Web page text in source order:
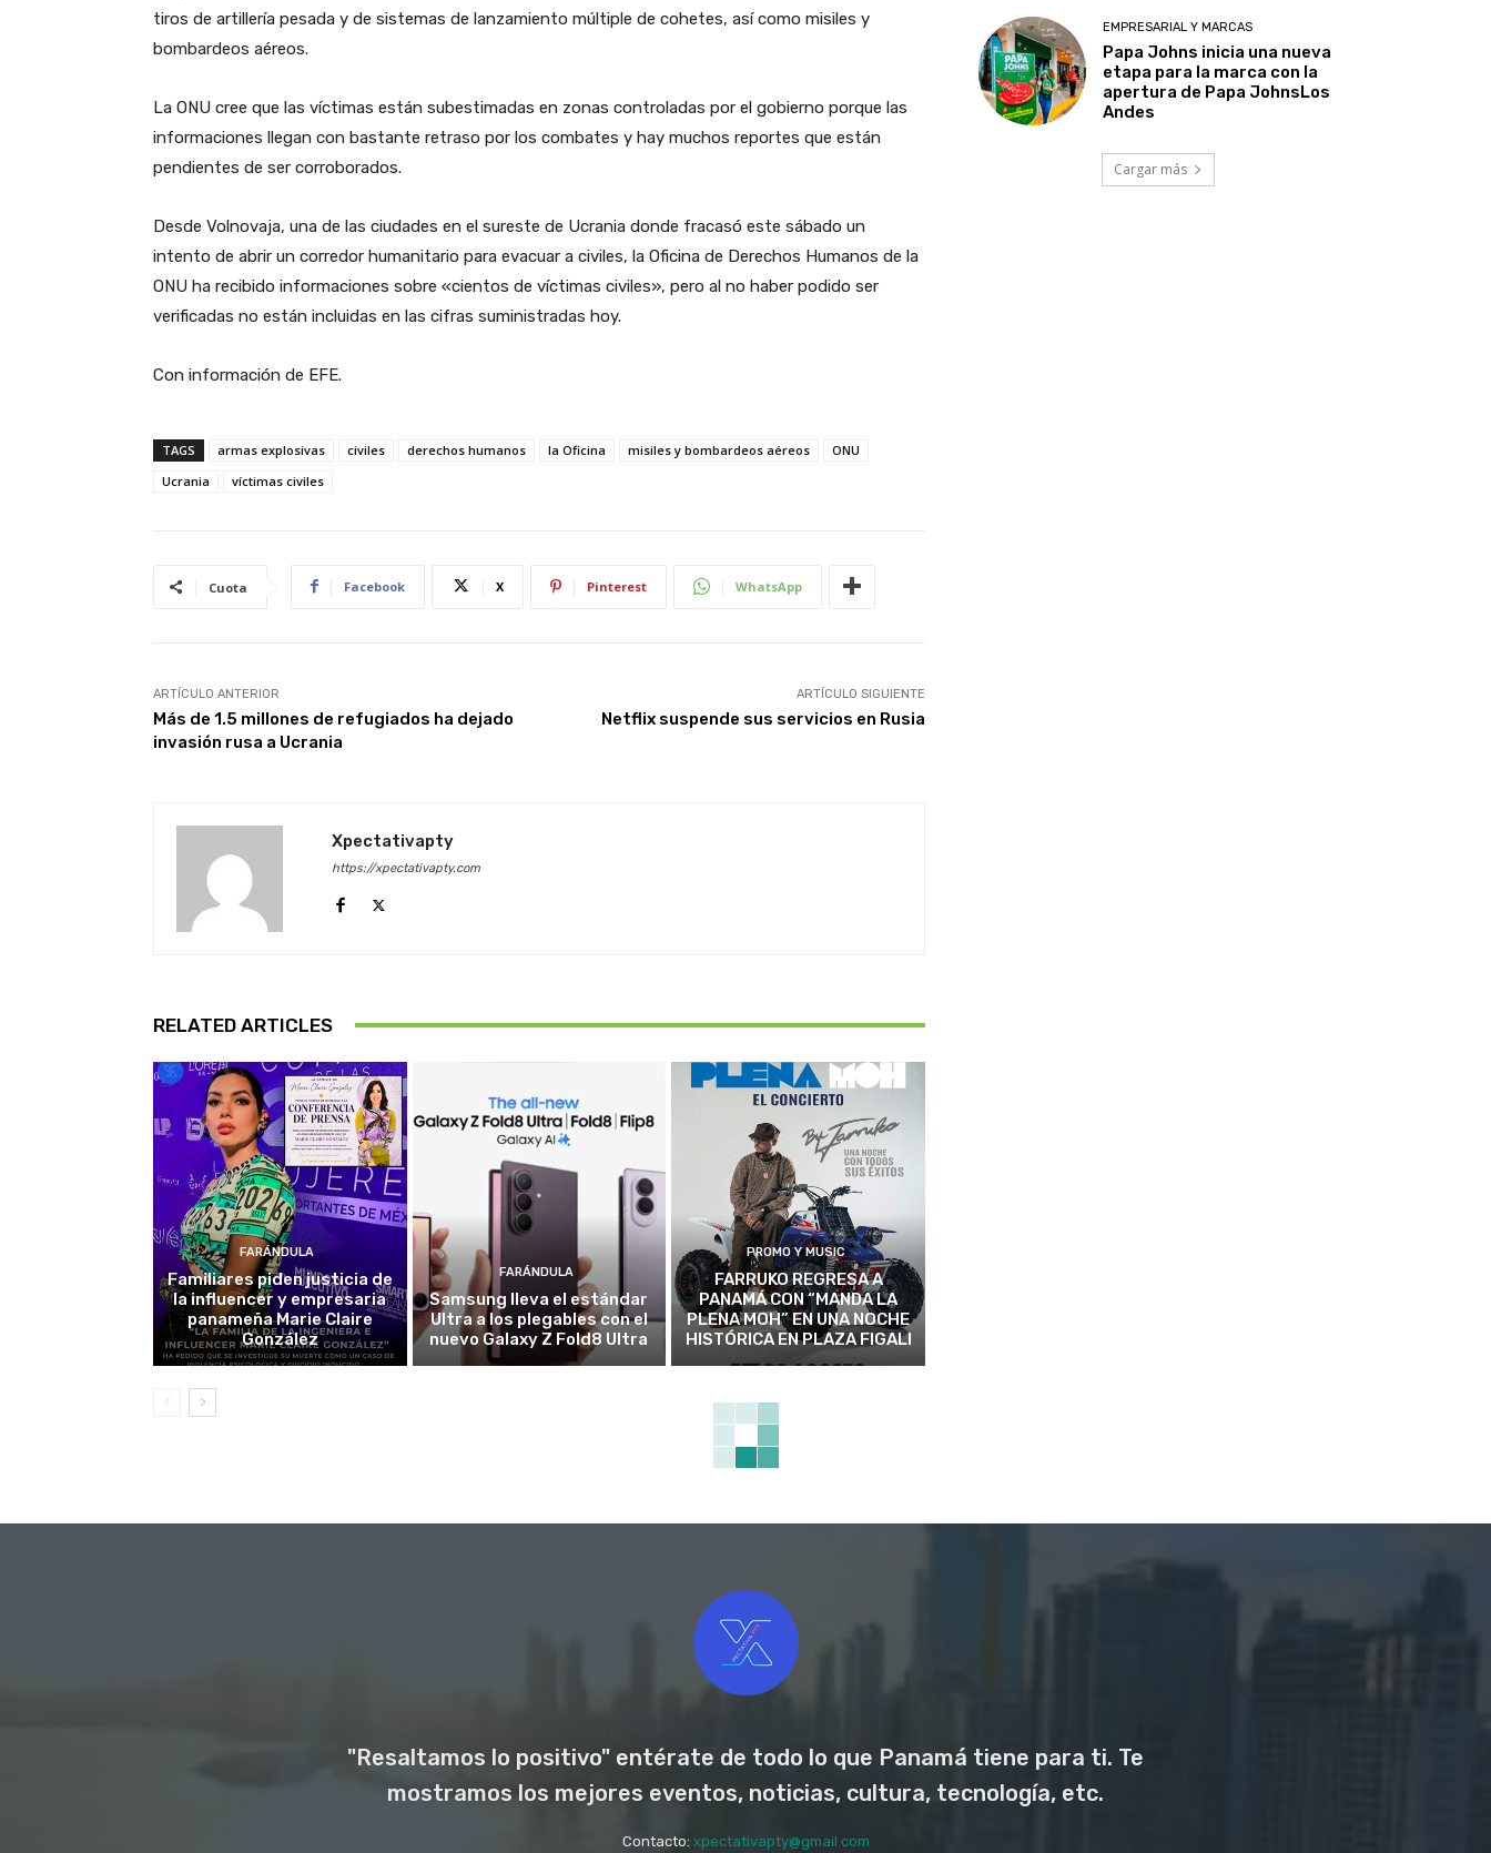
tiros de artillería pesada y de sistemas de lanzamiento múltiple de cohetes, así como misiles y
bombardeos aéreos.
La ONU cree que las víctimas están subestimadas en zonas controladas por el gobierno porque las
informaciones llegan con bastante retraso por los combates y hay muchos reportes que están
pendientes de ser corroborados.
Desde Volnovaja, una de las ciudades en el sureste de Ucrania donde fracasó este sábado un
intento de abrir un corredor humanitario para evacuar a civiles, la Oficina de Derechos Humanos de la
ONU ha recibido informaciones sobre «cientos de víctimas civiles», pero al no haber podido ser
verificadas no están incluidas en las cifras suministradas hoy.
Con información de EFE.
TAGS armas explosivas civiles derechos humanos la Oficina misiles y bombardeos aéreos
ONU
Ucrania
víctimas civiles
Cuota Facebook X Pinterest WhatsApp
ARTÍCULO ANTERIOR
Más de 1.5 millones de refugiados ha dejado
invasión rusa a Ucrania
ARTÍCULO SIGUIENTE
Netflix suspende sus servicios en Rusia
Xpectativapty
https://xpectativapty.com
RELATED ARTICLES
FARÁNDULA
Familiares piden justicia de
la influencer y empresaria
panameña Marie Claire
González
FARÁNDULA
Samsung lleva el estándar
Ultra a los plegables con el
nuevo Galaxy Z Fold8 Ultra
PROMO Y MUSIC
FARRUKO REGRESA A
PANAMÁ CON “MANDA LA
PLENA MOH” EN UNA NOCHE
HISTÓRICA EN PLAZA FIGALI
EMPRESARIAL Y MARCAS
Papa Johns inicia una nueva
etapa para la marca con la
apertura de Papa JohnsLos
Andes
Cargar más
"Resaltamos lo positivo" entérate de todo lo que Panamá tiene para ti. Te
mostramos los mejores eventos, noticias, cultura, tecnología, etc.
Contacto: xpectativapty@gmail.com